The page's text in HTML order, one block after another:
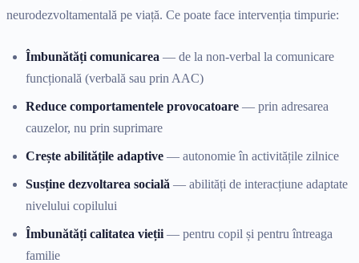
neurodezvoltamentală pe viață. Ce poate face intervenția timpurie:
Îmbunătăți comunicarea — de la non-verbal la comunicare
funcțională (verbală sau prin AAC)
Reduce comportamentele provocatoare — prin adresarea
cauzelor, nu prin suprimare
Crește abilitățile adaptive — autonomie în activitățile zilnice
Susține dezvoltarea socială — abilități de interacțiune adaptate
nivelului copilului
Îmbunătăți calitatea vieții — pentru copil și pentru întreaga
familie